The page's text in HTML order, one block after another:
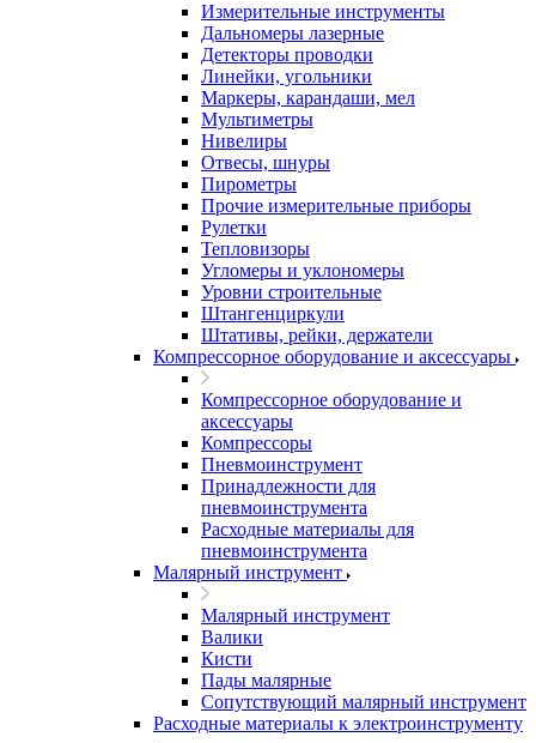
Измерительные инструменты
Дальномеры лазерные
Детекторы проводки
Линейки, угольники
Маркеры, карандаши, мел
Мультиметры
Нивелиры
Отвесы, шнуры
Пирометры
Прочие измерительные приборы
Рулетки
Тепловизоры
Угломеры и уклономеры
Уровни строительные
Штангенциркули
Штативы, рейки, держатели
Компрессорное оборудование и аксессуары
Компрессорное оборудование и
аксессуары
Компрессоры
Пневмоинструмент
Принадлежности для
пневмоинструмента
Расходные материалы для
пневмоинструмента
Малярный инструмент
Малярный инструмент
Валики
Кисти
Пады малярные
Сопутствующий малярный инструмент
Расходные материалы к электроинструменту